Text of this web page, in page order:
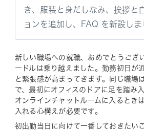
き、服装と身だしなみ、挨拶と
ョンを追加し、FAQ を新設しま
新しい職場への就職、おめでとうござ
ードルは乗り越えました。勤務初日が
と緊張感が高まってきます。同じ職場
で、最初にオフィスのドアに足を踏み
オンラインチャットルームに入るとき
入れる心構えが必要です。
初出勤当日に向けて一番しておきたい